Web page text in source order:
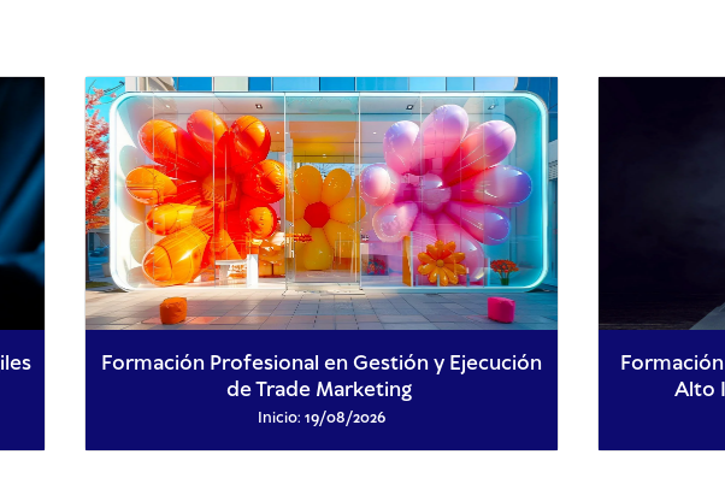
Formación Profesional en Gestión y Ejecución
de Trade Marketing
Inicio: 19/08/2026
Alto